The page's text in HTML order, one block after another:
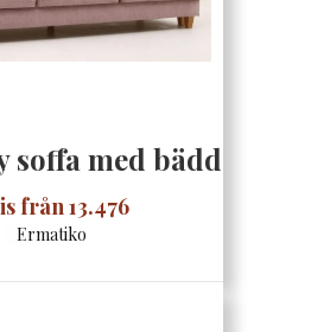
soffa med bädd
från 13.476
Ermatiko